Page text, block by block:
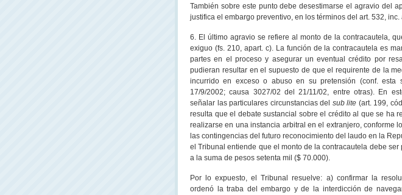
También sobre este punto debe desestimarse el agravio del
justifica el embargo preventivo, en los términos del art. 532,
6. El último agravio se refiere al monto de la contracautela,
exiguo (fs. 210, apart. c). La función de la contracautela es
partes en el proceso y asegurar un eventual crédito por
pudieran resultar en el supuesto de que el requirente de la
incurrido en exceso o abuso en su pretensión (conf. esta
17/9/2002; causa 3027/02 del 21/11/02, entre otras). En
señalar las particulares circunstancias del sub lite (art. 199,
resulta que el debate sustancial sobre el crédito al que se ha
realizarse en una instancia arbitral en el extranjero, conforme
las contingencias del futuro reconocimiento del laudo en la
el Tribunal entiende que el monto de la contracautela debe
a la suma de pesos setenta mil ($ 70.000).
Por lo expuesto, el Tribunal resuelve: a) confirmar la
ordenó la traba del embargo y de la interdicción de